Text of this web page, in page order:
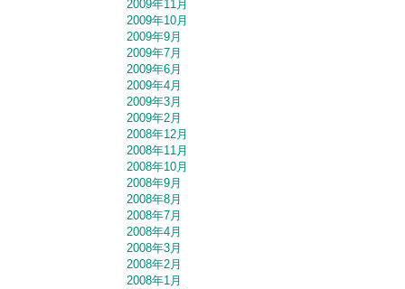
2009年11月
2009年10月
2009年9月
2009年7月
2009年6月
2009年4月
2009年3月
2009年2月
2008年12月
2008年11月
2008年10月
2008年9月
2008年8月
2008年7月
2008年4月
2008年3月
2008年2月
2008年1月